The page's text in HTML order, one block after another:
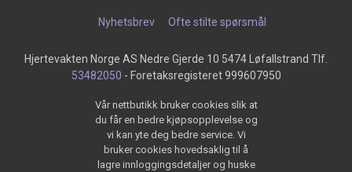
Nyhetsbrev Ofte stilte spørsmål
Hjertevakten Norge AS Nedre Gjerde 10 5474 Løfallstrand Tlf.
53482050 - Foretaksregisteret 999607950
Vår nettbutikk bruker cookies slik at
du får en bedre kjøpsopplevelse og
vi kan yte deg bedre service. Vi
bruker cookies hovedsaklig til å
lagre innloggingsdetaljer og huske